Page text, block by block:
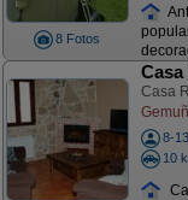
8 Fotos
Casa
8-
10